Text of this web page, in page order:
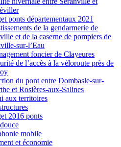
ponts départementaux 2021
de la gendarmerie de
et de la caserne de pompiers de
sur-l’Eau
foncier de Clayeures
de l’accès à la véloroute près de
du pont entre Dombasle-sur-
et Rosières-aux-Salines
aux territoires
2016 ponts
mobile
et économie